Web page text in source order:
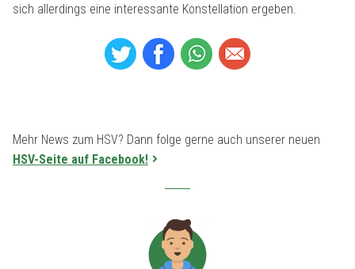
sich allerdings eine interessante Konstellation ergeben.
Mehr News zum HSV? Dann folge gerne auch unserer neuen
HSV-Seite auf Facebook!